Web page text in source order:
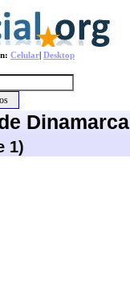
Celular| Desktop
Dinamarca
1)